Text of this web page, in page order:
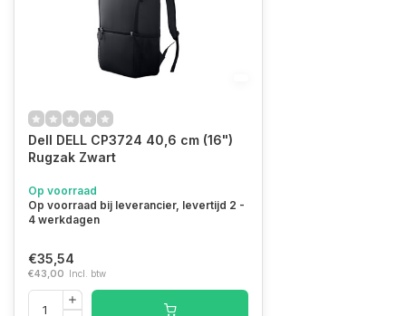
Dell DELL CP3724 40,6 cm (16")
Rugzak Zwart
Op voorraad
Op voorraad bij leverancier, levertijd 2 -
4 werkdagen
€35,54
€43,00 Incl. btw